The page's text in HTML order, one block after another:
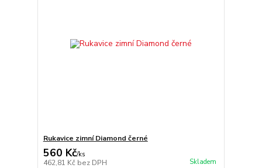
Rukavice zimní Diamond černé
560 Kč/ks
462,81 Kč bez DPH Skladem